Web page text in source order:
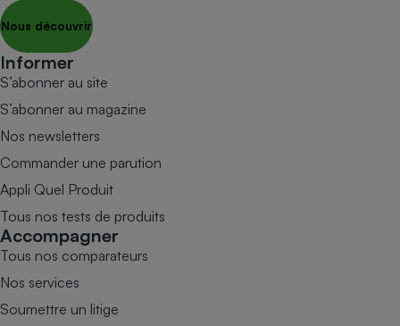
Nous découvrir
Informer
S’abonner au site
S’abonner au magazine
Nos newsletters
Commander une parution
Appli Quel Produit
Tous nos tests de produits
Accompagner
Tous nos comparateurs
Nos services
Soumettre un litige